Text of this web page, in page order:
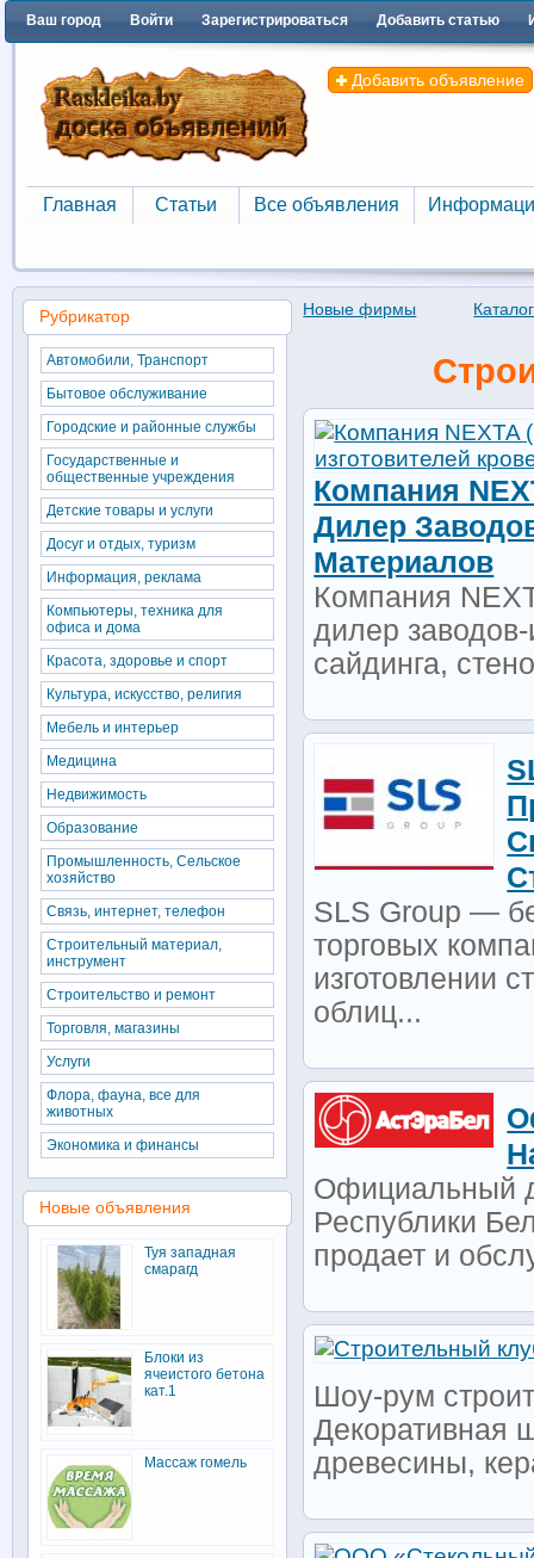
Ваш город Войти Зарегистрироваться Добавить статью
Добавить объявление
Главная
Главная
Статьи
Статьи
Все объявления
Все объявления
Новые фирмы
Компания
Дилер
Материалов
Компания
дилер
сайдинга,
SLS Group —
торговых
изготовлении
облиц...
Официальный
Республики
продает и
Шоу-рум
Декоративная
древесины,
Рубрикатор
Автомобили, Транспорт
Бытовое обслуживание
Городские и районные службы
Государственные и
общественные учреждения
Детские товары и услуги
Досуг и отдых, туризм
Информация, реклама
Компьютеры, техника для
офиса и дома
Красота, здоровье и спорт
Культура, искусство, религия
Мебель и интерьер
Медицина
Недвижимость
Образование
Промышленность, Сельское
хозяйство
Связь, интернет, телефон
Строительный материал,
инструмент
Строительство и ремонт
Торговля, магазины
Услуги
Флора, фауна, все для
животных
Экономика и финансы
Новые объявления
Туя западная
смарагд
Блоки из
ячеистого бетона
кат.1
Массаж гомель